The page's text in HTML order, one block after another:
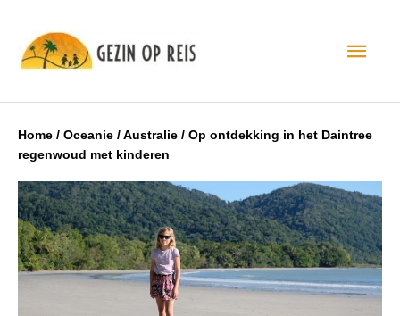
Home / Oceanie / Australie / Op ontdekking in het Daintree
regenwoud met kinderen